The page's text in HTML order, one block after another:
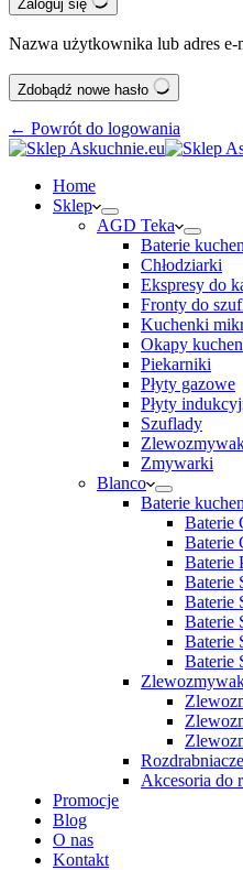
Zaloguj się
Nazwa użytkownika lub adres e-
Zdobądź nowe hasło
← Powrót do logowania
Home
Sklep
AGD Teka
Baterie
Chłodziarki
Ekspresy do
Fronty do
Kuchenki
Okapy
Piekarniki
Płyty gazowe
Płyty
Szuflady
Zmywarki
Blanco
Baterie
Baterie
Baterie
Baterie
Baterie
Baterie
Baterie
Baterie
Baterie
Akcesoria do
Promocje
Blog
O nas
Kontakt